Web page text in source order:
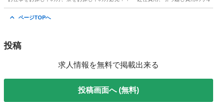
ページTOPへ
投稿
求人情報を無料で掲載出来る
投稿画面へ (無料)